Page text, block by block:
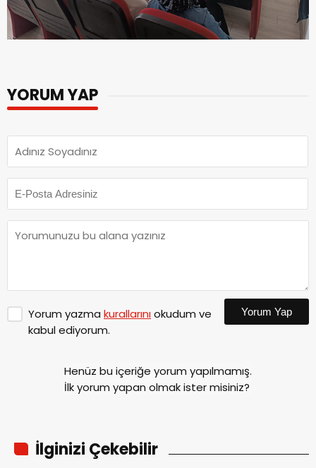
YORUM YAP
Yorum yazma kurallarınıokudum ve
kabul ediyorum.
Yorum Yap
Henüz bu içeriğe yorum yapılmamış.
İlk yorum yapan olmak ister misiniz?
İlginizi Çekebilir